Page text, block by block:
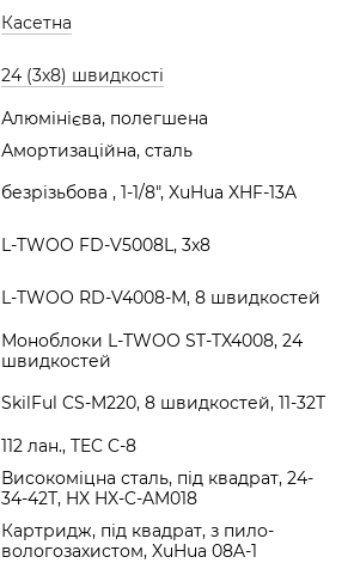
Касетна
24 (3х8) швидкості
Алюмінієва, полегшена
Амортизаційна, cталь
безрізьбова , 1-1/8", XuHua XHF-13A
L-TWOO FD-V5008L, 3x8
L-TWOO RD-V4008-M, 8 швидкостей
Моноблоки L-TWOO ST-TX4008, 24
швидкостей
SkilFul CS-M220, 8 швидкостей, 11-32Т
112 лан., TEC C-8
Високоміцна сталь, під квадрат, 24-
34-42Т, HX HX-C-AM018
Картридж, під квадрат, з пило-
вологозахистом, XuHua 08A-1